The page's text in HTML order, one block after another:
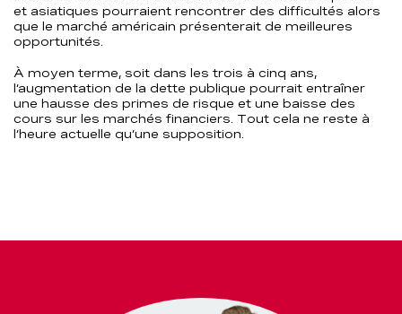
et asiatiques pourraient rencontrer des difficultés alors
que le marché américain présenterait de meilleures
opportunités.
À moyen terme, soit dans les trois à cinq ans,
l’augmentation de la dette publique pourrait entraîner
une hausse des primes de risque et une baisse des
cours sur les marchés financiers. Tout cela ne reste à
l’heure actuelle qu’une supposition.